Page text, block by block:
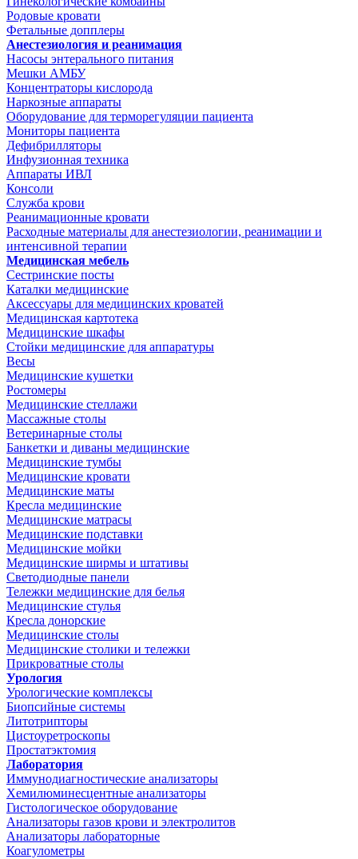
Родовые кровати
Фетальные допплеры
Анестезиология и реанимация
Насосы энтерального питания
Мешки АМБУ
Концентраторы кислорода
Наркозные аппараты
Оборудование для терморегуляции пациента
Мониторы пациента
Дефибрилляторы
Инфузионная техника
Аппараты ИВЛ
Консоли
Служба крови
Реанимационные кровати
Расходные материалы для анестезиологии, реанимации и
интенсивной терапии
Медицинская мебель
Сестринские посты
Каталки медицинские
Аксессуары для медицинских кроватей
Медицинская картотека
Медицинские шкафы
Стойки медицинские для аппаратуры
Весы
Медицинские кушетки
Ростомеры
Медицинские стеллажи
Массажные столы
Ветеринарные столы
Банкетки и диваны медицинские
Медицинские тумбы
Медицинские кровати
Медицинские маты
Кресла медицинские
Медицинские матрасы
Медицинские подставки
Медицинские мойки
Медицинские ширмы и штативы
Светодиодные панели
Тележки медицинские для белья
Медицинские стулья
Кресла донорские
Медицинские столы
Медицинские столики и тележки
Прикроватные столы
Урология
Урологические комплексы
Биопсийные системы
Литотрипторы
Цистоуретроскопы
Простатэктомия
Лаборатория
Иммунодиагностические анализаторы
Хемилюминесцентные анализаторы
Гистологическое оборудование
Анализаторы газов крови и электролитов
Анализаторы лабораторные
Коагулометры